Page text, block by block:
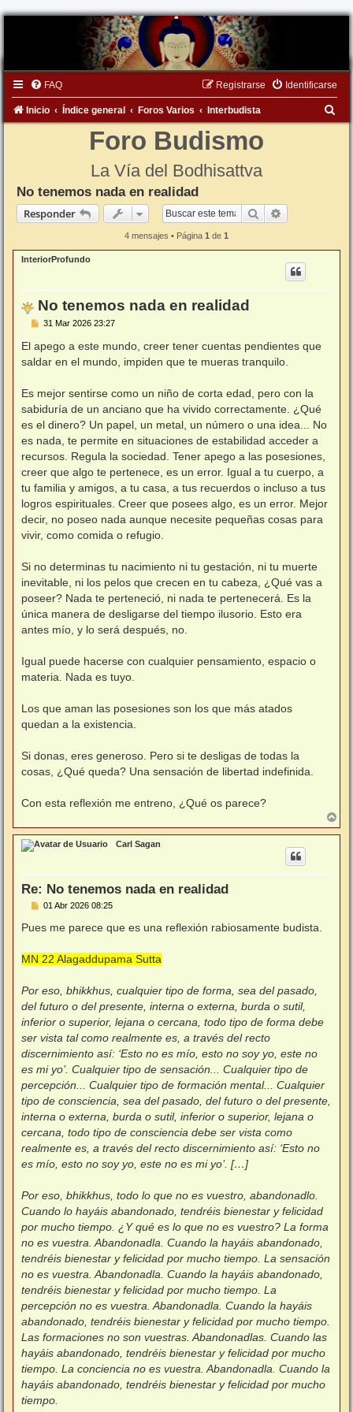
FAQ Identificarse
Registrarse
Inicio Índice general Foros Varios Interbudista
Foro Budismo
La Vía del Bodhisattva
No tenemos nada en realidad
Responder
Buscar
4 mensajes • Página 1 de 1
InteriorProfundo
No tenemos nada en realidad
M
n
s
a
31 Mar 2026 23:27
El apego a este mundo, creer tener cuentas pendientes que
saldar en el mundo, impiden que te mueras tranquilo.
Es mejor sentirse como un niño de corta edad, pero con la
sabiduría de un anciano que ha vivido correctamente. ¿Qué
es el dinero? Un papel, un metal, un número o una idea... No
es nada, te permite en situaciones de estabilidad acceder a
recursos. Regula la sociedad. Tener apego a las posesiones,
creer que algo te pertenece, es un error. Igual a tu cuerpo, a
tu familia y amigos, a tu casa, a tus recuerdos o incluso a tus
logros espirituales. Creer que posees algo, es un error. Mejor
decir, no poseo nada aunque necesite pequeñas cosas para
vivir, como comida o refugio.
Si no determinas tu nacimiento ni tu gestación, ni tu muerte
inevitable, ni los pelos que crecen en tu cabeza, ¿Qué vas a
poseer? Nada te perteneció, ni nada te pertenecerá. Es la
única manera de desligarse del tiempo ilusorio. Esto era
antes mío, y lo será después, no.
Igual puede hacerse con cualquier pensamiento, espacio o
materia. Nada es tuyo.
Los que aman las posesiones son los que más atados
quedan a la existencia.
Si donas, eres generoso. Pero si te desligas de todas la
cosas, ¿Qué queda? Una sensación de libertad indefinida.
Con esta reflexión me entreno, ¿Qué os parece?
r
r
Carl Sagan
Re: No tenemos nada en realidad
M
n
j
e
01 Abr 2026 08:25
Pues me parece que es una reflexión rabiosamente budista.
MN 22 Alagaddupama Sutta
Por eso, bhikkhus, cualquier tipo de forma, sea del pasado,
del futuro o del presente, interna o externa, burda o sutil,
inferior o superior, lejana o cercana, todo tipo de forma debe
ser vista tal como realmente es, a través del recto
discernimiento así: ‘Esto no es mío, esto no soy yo, este no
es mi yo’. Cualquier tipo de sensación... Cualquier tipo de
percepción... Cualquier tipo de formación mental... Cualquier
tipo de consciencia, sea del pasado, del futuro o del presente,
interna o externa, burda o sutil, inferior o superior, lejana o
cercana, todo tipo de consciencia debe ser vista como
realmente es, a través del recto discernimiento así: ‘Esto no
es mío, esto no soy yo, este no es mi yo’. […]
Por eso, bhikkhus, todo lo que no es vuestro, abandonadlo.
Cuando lo hayáis abandonado, tendréis bienestar y felicidad
por mucho tiempo. ¿Y qué es lo que no es vuestro? La forma
no es vuestra. Abandonadla. Cuando la hayáis abandonado,
tendréis bienestar y felicidad por mucho tiempo. La sensación
no es vuestra. Abandonadla. Cuando la hayáis abandonado,
tendréis bienestar y felicidad por mucho tiempo. La
percepción no es vuestra. Abandonadla. Cuando la hayáis
abandonado, tendréis bienestar y felicidad por mucho tiempo.
Las formaciones no son vuestras. Abandonadlas. Cuando las
hayáis abandonado, tendréis bienestar y felicidad por mucho
tiempo. La conciencia no es vuestra. Abandonadla. Cuando la
hayáis abandonado, tendréis bienestar y felicidad por mucho
tiempo.